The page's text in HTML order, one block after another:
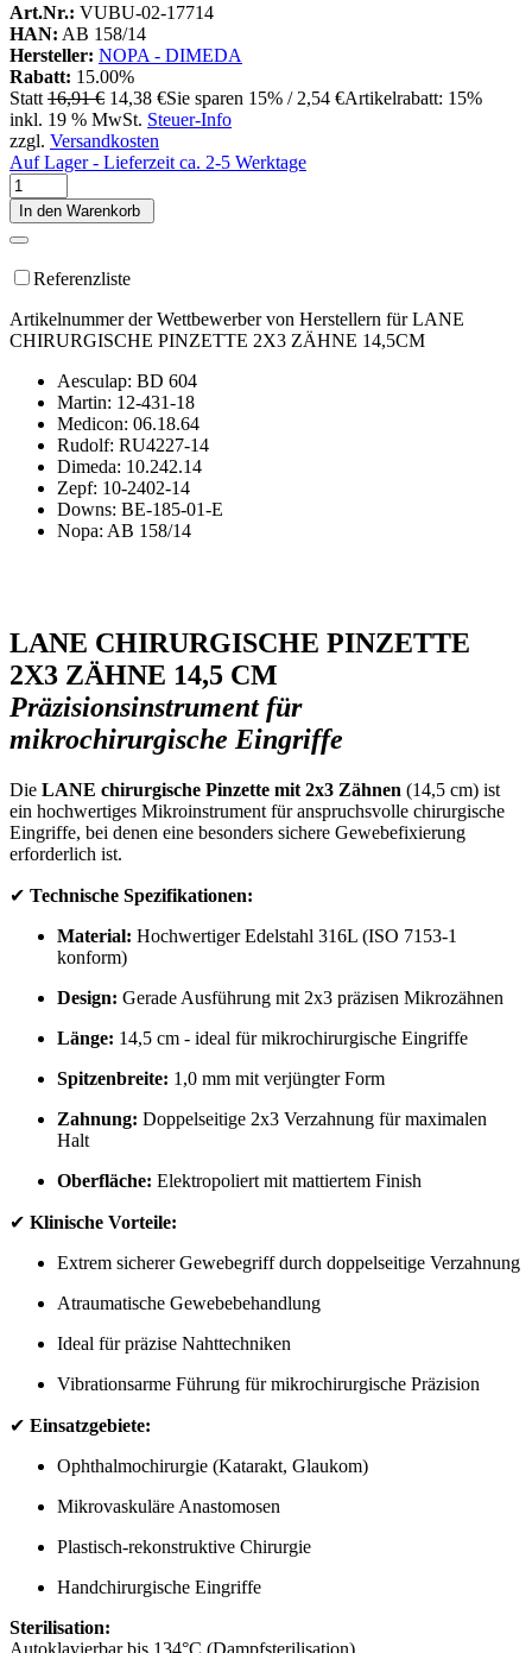
Art.Nr.: VUBU-02-17714
HAN: AB 158/14
Hersteller: NOPA - DIMEDA
Rabatt: 15.00%
Statt 16,91 € 14,38 €Sie sparen 15% / 2,54 €Artikelrabatt: 15%
inkl. 19 % MwSt. Steuer-Info
zzgl. Versandkosten
Auf Lager - Lieferzeit ca. 2-5 Werktage
In den Warenkorb
Referenzliste
Artikelnummer der Wettbewerber von Herstellern für LANE
CHIRURGISCHE PINZETTE 2X3 ZÄHNE 14,5CM
Aesculap: BD 604
Martin: 12-431-18
Medicon: 06.18.64
Rudolf: RU4227-14
Dimeda: 10.242.14
Zepf: 10-2402-14
Downs: BE-185-01-E
Nopa: AB 158/14
LANE CHIRURGISCHE PINZETTE
2X3 ZÄHNE 14,5 CM
Präzisionsinstrument für
mikrochirurgische Eingriffe
Die LANE chirurgische Pinzette mit 2x3 Zähnen (14,5 cm) ist
ein hochwertiges Mikroinstrument für anspruchsvolle chirurgische
Eingriffe, bei denen eine besonders sichere Gewebefixierung
erforderlich ist.
✔ Technische Spezifikationen:
Material: Hochwertiger Edelstahl 316L (ISO 7153-1
konform)
Design: Gerade Ausführung mit 2x3 präzisen Mikrozähnen
Länge: 14,5 cm - ideal für mikrochirurgische Eingriffe
Spitzenbreite: 1,0 mm mit verjüngter Form
Zahnung: Doppelseitige 2x3 Verzahnung für maximalen
Halt
Oberfläche: Elektropoliert mit mattiertem Finish
✔ Klinische Vorteile:
Extrem sicherer Gewebegriff durch doppelseitige Verzahnung
Atraumatische Gewebebehandlung
Ideal für präzise Nahttechniken
Vibrationsarme Führung für mikrochirurgische Präzision
✔ Einsatzgebiete:
Ophthalmochirurgie (Katarakt, Glaukom)
Mikrovaskuläre Anastomosen
Plastisch-rekonstruktive Chirurgie
Handchirurgische Eingriffe
Sterilisation:
Autoklavierbar bis 134°C (Dampfsterilisation)